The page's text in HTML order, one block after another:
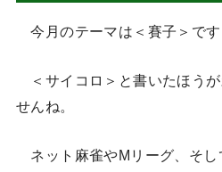
今月のテーマは＜賽子＞です
＜サイコロ＞と書いたほう
せんね。
ネット麻雀やMリーグ、そし